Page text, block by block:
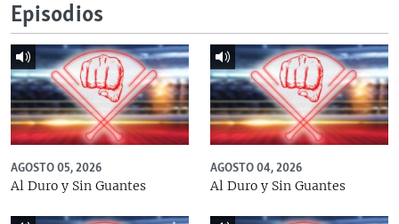
Episodios
AGOSTO 05, 2026
Al Duro y Sin Guantes
AGOSTO 04, 2026
Al Duro y Sin Guantes